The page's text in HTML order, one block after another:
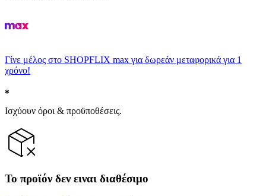
Γίνε μέλος στο SHOPFLIX max για δωρεάν μεταφορικά για 1
χρόνο!
Ισχύουν όροι & προϋποθέσεις.
Το προϊόν δεν ειναι διαθέσιμο